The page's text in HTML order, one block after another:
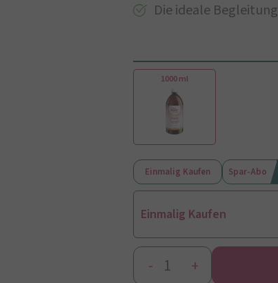
Die ideale
1000 ml
Einmalig Kaufen Spar-Abo
Einmalig Kaufen
- +